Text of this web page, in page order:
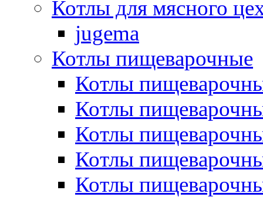
Котлы для мясного
jugema
Котлы пищеварочные
Котлы
Котлы
Котлы
Котлы
Котлы